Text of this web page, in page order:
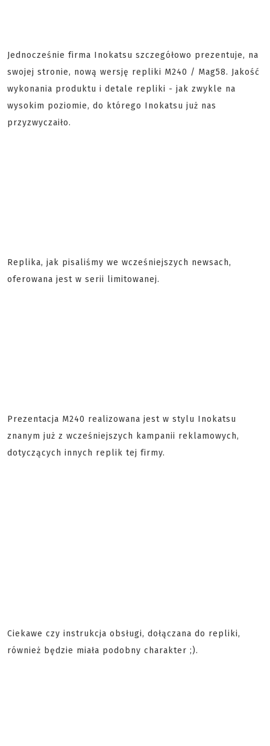
Jednocześnie firma Inokatsu szczegółowo prezentuje, na
swojej stronie, nową wersję repliki M240 / Mag58. Jakość
wykonania produktu i detale repliki - jak zwykle na
wysokim poziomie, do którego Inokatsu już nas
przyzwyczaiło.
Replika, jak pisaliśmy we wcześniejszych newsach,
oferowana jest w serii limitowanej.
Prezentacja M240 realizowana jest w stylu Inokatsu
znanym już z wcześniejszych kampanii reklamowych,
dotyczących innych replik tej firmy.
Ciekawe czy instrukcja obsługi, dołączana do repliki,
również będzie miała podobny charakter ;).